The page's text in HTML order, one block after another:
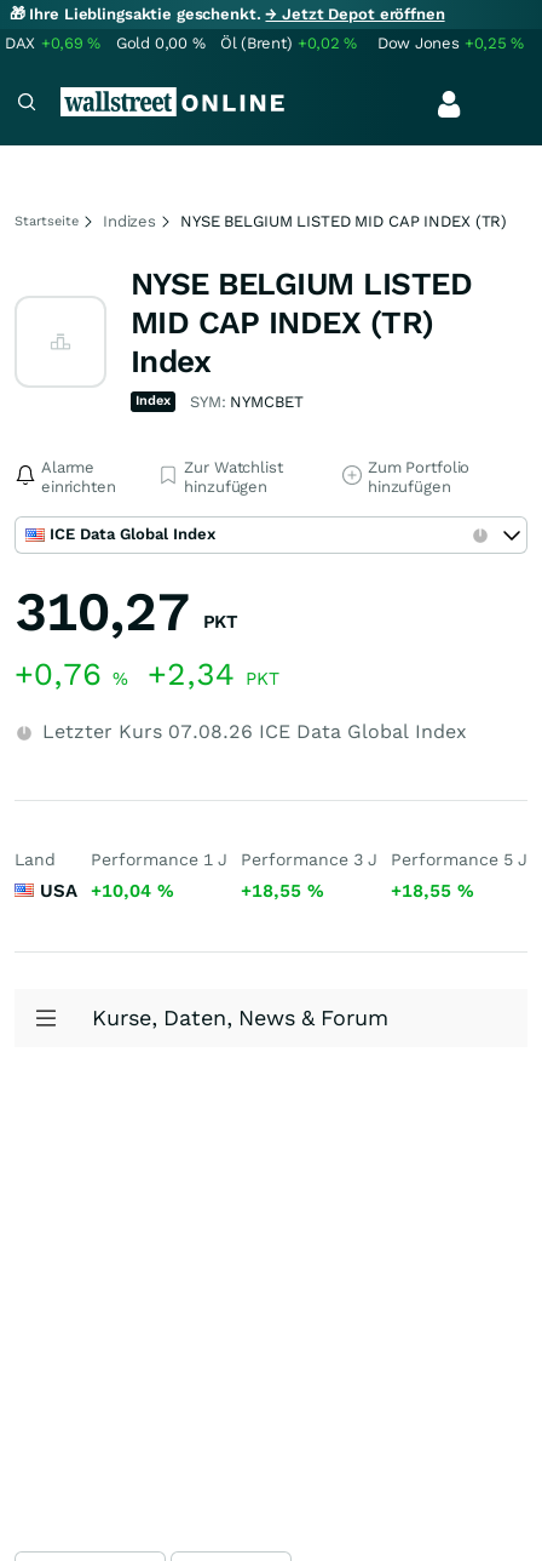
🎁 Ihre Lieblingsaktie geschenkt.→ Jetzt Depot eröffnen
DAX +0,69% Gold 0,00 % Öl (Brent) +0,02% Dow Jones +0,25%
Startseite Indizes NYSE BELGIUM LISTED MID CAP INDEX (TR)
NYSE BELGIUM LISTED
MID CAP INDEX (TR)
Index
Index SYM: NYMCBET
Alarme
einrichten
Zur Watchlist
hinzufügen
Zum Portfolio
hinzufügen
ICE Data Global Index
310,27 PKT
+0,76 % +2,34 PKT
Letzter Kurs 07.08.26 ICE Data Global Index
Land
USA
Performance 1 J
+10,04 %
Performance 3 J
+18,55 %
Performance 5 J
+18,55 %
Kurse, Daten, News & Forum